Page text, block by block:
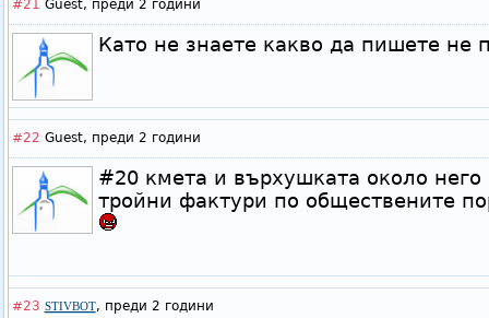
#21 Guest, преди 2 години
Като не знаете какво да пишете не
#22 Guest, преди 2 години
#20 кмета и върхушката около него
тройни фактури по обществените
#23 STIVBOT, преди 2 години